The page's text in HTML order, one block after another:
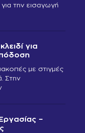
την εισαγωγή
για
με στιγμές
Στην
–